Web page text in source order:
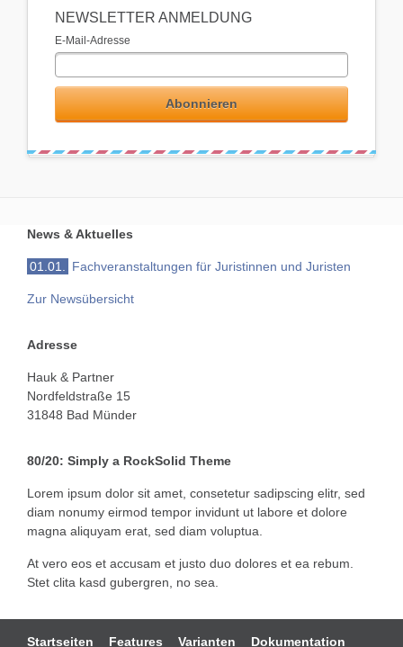
NEWSLETTER ANMELDUNG
E-Mail-Adresse
Abonnieren
News & Aktuelles
01.01. Fachveranstaltungen für Juristinnen und Juristen
Zur Newsübersicht
Adresse
Hauk & Partner
Nordfeldstraße 15
31848 Bad Münder
80/20: Simply a RockSolid Theme
Lorem ipsum dolor sit amet, consetetur sadipscing elitr, sed
diam nonumy eirmod tempor invidunt ut labore et dolore
magna aliquyam erat, sed diam voluptua.
At vero eos et accusam et justo duo dolores et ea rebum.
Stet clita kasd gubergren, no sea.
Navigation
Startseiten Features Varianten Dokumentation